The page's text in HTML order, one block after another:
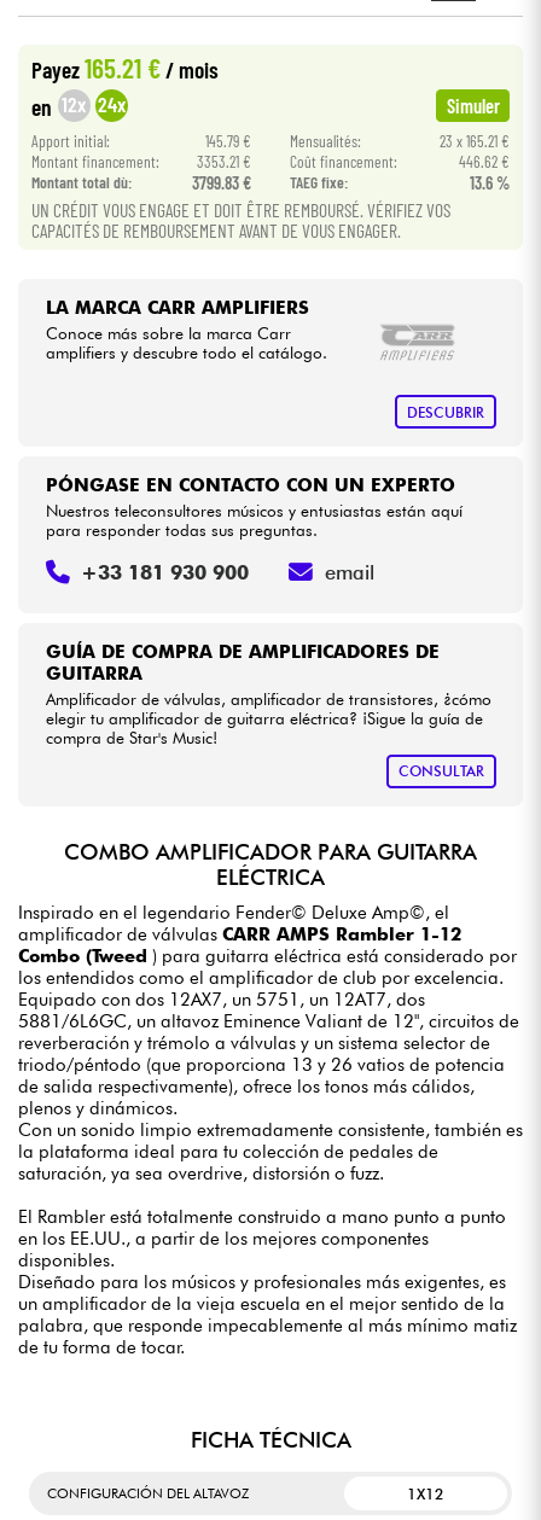
HiFi
Bundle
Ver nuestras marcas
Payez165.21 € / mois
en 12x 24x Simuler
Apport initial: 145.79 € Mensualités:
23 x 165.21 €
Montant financement:
3353.21 € Coût financement:
446.62 €
Montant total dù:
3799.83 € TAEG fixe: 13.6 %
UN CRÉDIT VOUS ENGAGE ET DOIT ÊTRE REMBOURSÉ. VÉRIFIEZ VOS
CAPACITÉS DE REMBOURSEMENT AVANT DE VOUS ENGAGER.
LA MARCA CARR AMPLIFIERS
Conoce más sobre la marca Carr
amplifiers y descubre todo el catálogo.
DESCUBRIR
GUÍA DE COMPRA DE AMPLIFICADORES DE
GUITARRA
Amplificador de válvulas, amplificador de transistores, ¿cómo
elegir tu amplificador de guitarra eléctrica? ¡Sigue la guía de
compra de Star's Music!
CONSULTAR
PÓNGASE EN CONTACTO CON UN EXPERTO
Nuestros teleconsultores músicos y entusiastas están aquí
para responder todas sus preguntas.
+33 181 930 900 email
COMBO AMPLIFICADOR PARA GUITARRA
ELÉCTRICA
Inspirado en el legendario Fender© Deluxe Amp©, el
amplificador de válvulas CARR AMPS Rambler 1-12
Combo (Tweed ) para guitarra eléctrica está considerado por
los entendidos como el amplificador de club por excelencia.
Equipado con dos 12AX7, un 5751, un 12AT7, dos
5881/6L6GC, un altavoz Eminence Valiant de 12", circuitos de
reverberación y trémolo a válvulas y un sistema selector de
triodo/péntodo (que proporciona 13 y 26 vatios de potencia
de salida respectivamente), ofrece los tonos más cálidos,
plenos y dinámicos.
Con un sonido limpio extremadamente consistente, también es
la plataforma ideal para tu colección de pedales de
saturación, ya sea overdrive, distorsión o fuzz.
El Rambler está totalmente construido a mano punto a punto
en los EE.UU., a partir de los mejores componentes
disponibles.
Diseñado para los músicos y profesionales más exigentes, es
un amplificador de la vieja escuela en el mejor sentido de la
palabra, que responde impecablemente al más mínimo matiz
de tu forma de tocar.
FICHA TÉCNICA
CONFIGURACIÓN DEL ALTAVOZ 1X12